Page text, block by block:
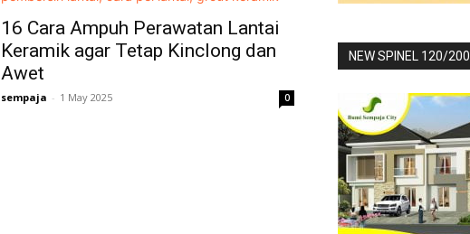
16 Cara Ampuh Perawatan Lantai
Keramik agar Tetap Kinclong dan
Awet
sempaja - 1 May 2025 0
NEW SPINEL 120/200